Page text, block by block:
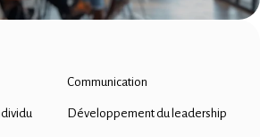
Communication
Développement du leadership